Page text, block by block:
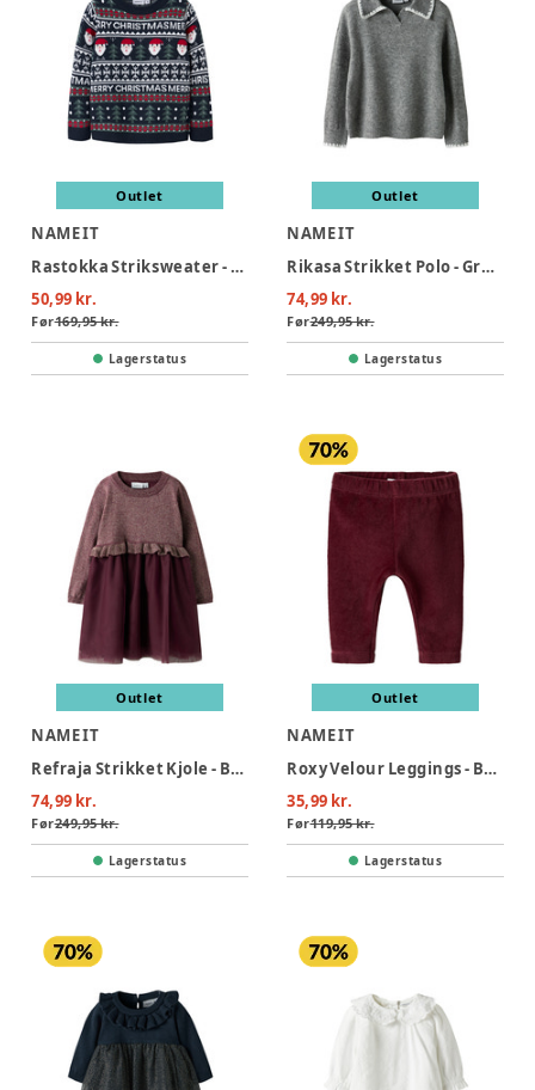
Outlet
NAME IT
Rastokka Striksweater - Dark Sapphire
50,99 kr.
Før169,95 kr.
Lagerstatus
Outlet
NAME IT
Rikasa Strikket Polo - Grey Melange
74,99 kr.
Før249,95 kr.
Lagerstatus
Outlet
NAME IT
Refraja Strikket Kjole - Burgundy
74,99 kr.
Før249,95 kr.
Lagerstatus
Outlet
NAME IT
Roxy Velour Leggings - Burgundy
35,99 kr.
Før119,95 kr.
Lagerstatus